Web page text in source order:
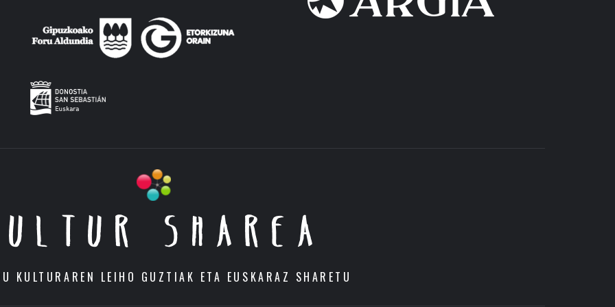
SHAREA
KULTURAREN LEIHO GUZTIAK ETA EUSKARAZ SHARETU